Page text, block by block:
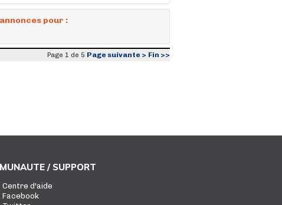
pour :
Page 1 de 5 Page suivante > Fin >>
/ SUPPORT
Centre d'aide
Facebook